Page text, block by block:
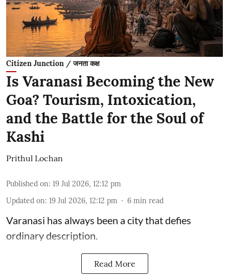
Citizen Junction / जनता कक्ष
Is Varanasi Becoming the New
Goa? Tourism, Intoxication,
and the Battle for the Soul of
Kashi
Prithul Lochan
Published on: 19 Jul 2026, 12:12 pm
Updated on: 19 Jul 2026, 12:12 pm 6 min read
Varanasi has always been a city that defies
ordinary description.
Read More